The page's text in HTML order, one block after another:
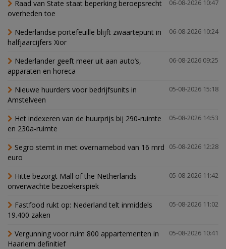
06-08-2026 10:47
Raad van State staat beperking beroepsrecht
overheden toe
06-08-2026 10:24
Nederlandse portefeuille blijft zwaartepunt in
halfjaarcijfers Xior
06-08-2026 09:25
Nederlander geeft meer uit aan auto’s,
apparaten en horeca
05-08-2026 15:18
Nieuwe huurders voor bedrijfsunits in
Amstelveen
05-08-2026 14:53
Het indexeren van de huurprijs bij 290-ruimte
en 230a-ruimte
05-08-2026 12:28
Segro stemt in met overnamebod van 16 mrd
euro
05-08-2026 11:42
Hitte bezorgt Mall of the Netherlands
onverwachte bezoekerspiek
05-08-2026 11:02
Fastfood rukt op: Nederland telt inmiddels
19.400 zaken
05-08-2026 10:41
Vergunning voor ruim 800 appartementen in
Haarlem definitief